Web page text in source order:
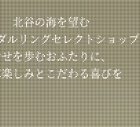
北谷の海を望む
ルリングセレクトショップ
を歩むおふたりに、
しみとこだわる喜びを